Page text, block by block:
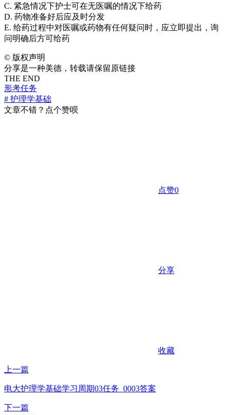
C. 紧急情况下护士可在无医嘱的情况下给药
D. 药物准备好后应及时分发
E. 给药过程中对医嘱或药物有任何疑问时，应立即提出，询
问明确后方可给药
© 版权声明
分享是一种美德，转载请保留原链接
THE END
形考任务
# 护理学基础
文章不错？点个赞呗
点赞0
分享
收藏
上一篇
电大护理学基础学习周期03任务_0003答案
下一篇